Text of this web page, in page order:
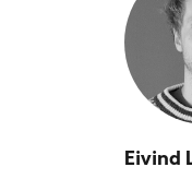
Eivind